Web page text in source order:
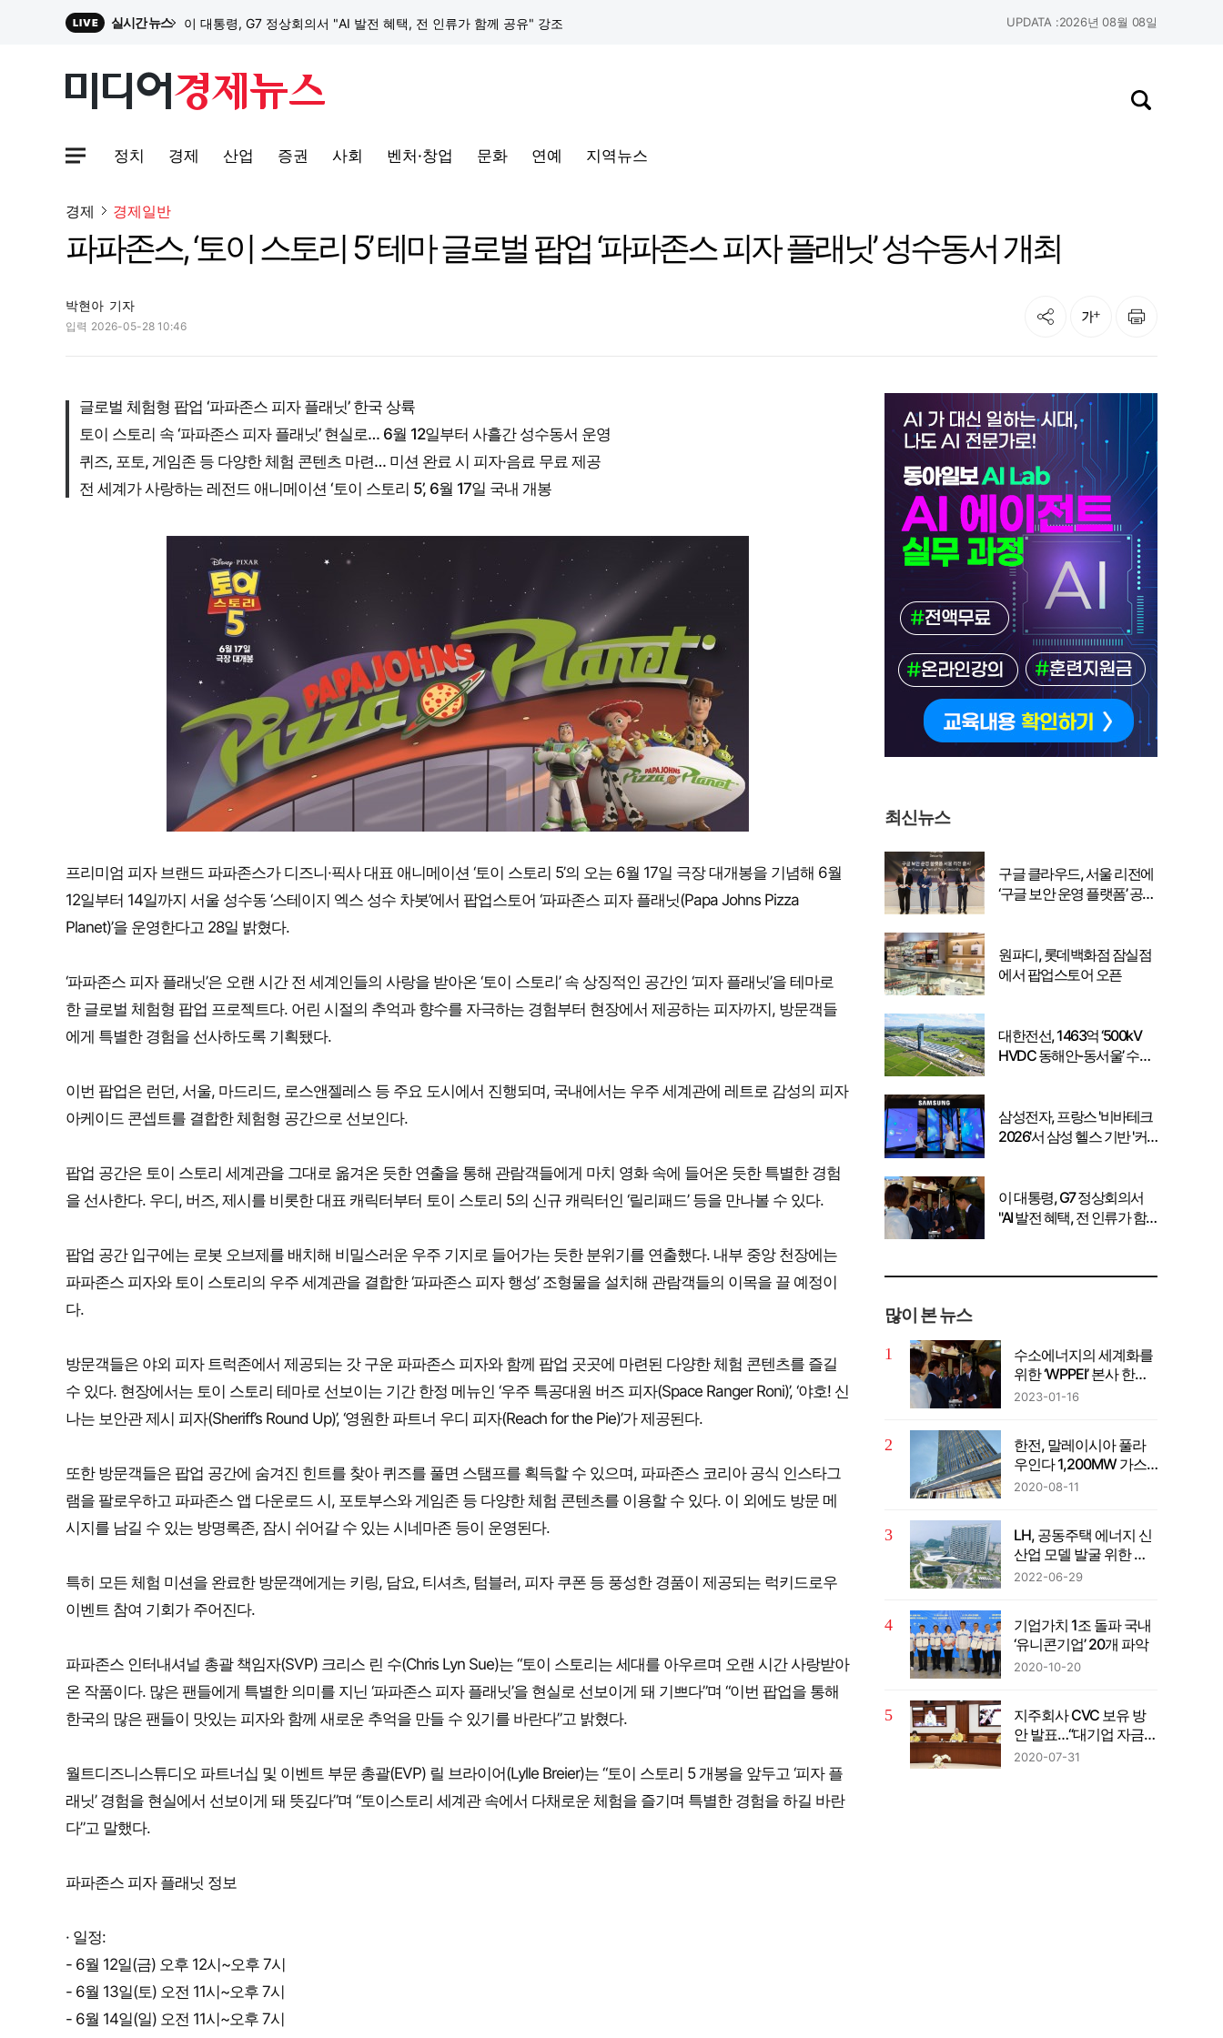
LIVE 실시간 뉴스 이 대통령, G7 정상회의서 "AI 발전 혜택, 전 인류가 함께 공유" 강조
원파디, 롯데백화점 잠실점에서 팝업스토어 오픈
대한전선, 1463억 ‘500kV HVDC 동해안-동서울’ 수주… 시장 확대 본격화
이 대통령, G7 정상회의서 "AI 발전 혜택, 전 인류가 함께 공유" 강조
UPDATA :2026년 08월 08일
사이트맵메뉴 열기
정치 경제 산업 증권 사회 벤처·창업 문화 연예 지역뉴스
검색창 열기
경제 경제일반
파파존스, ‘토이 스토리 5’ 테마 글로벌 팝업 ‘파파존스 피자 플래닛’ 성수동서 개최
박현아 기자
입력 2026-05-28 10:46
공유 글자크기 인쇄
글로벌 체험형 팝업 ‘파파존스 피자 플래닛’ 한국 상륙
토이 스토리 속 ‘파파존스 피자 플래닛’ 현실로… 6월 12일부터 사흘간 성수동서 운영
퀴즈, 포토, 게임존 등 다양한 체험 콘텐츠 마련… 미션 완료 시 피자·음료 무료 제공
전 세계가 사랑하는 레전드 애니메이션 ‘토이 스토리 5’, 6월 17일 국내 개봉
프리미엄 피자 브랜드 파파존스가 디즈니·픽사 대표 애니메이션 ‘토이 스토리 5’의 오는 6월 17일 극장 대개봉을 기념해 6월
12일부터 14일까지 서울 성수동 ‘스테이지 엑스 성수 차봇’에서 팝업스토어 ‘파파존스 피자 플래닛(Papa Johns Pizza
Planet)’을 운영한다고 28일 밝혔다.
‘파파존스 피자 플래닛’은 오랜 시간 전 세계인들의 사랑을 받아온 ‘토이 스토리’ 속 상징적인 공간인 ‘피자 플래닛’을 테마로
한 글로벌 체험형 팝업 프로젝트다. 어린 시절의 추억과 향수를 자극하는 경험부터 현장에서 제공하는 피자까지, 방문객들
에게 특별한 경험을 선사하도록 기획됐다.
이번 팝업은 런던, 서울, 마드리드, 로스앤젤레스 등 주요 도시에서 진행되며, 국내에서는 우주 세계관에 레트로 감성의 피자
아케이드 콘셉트를 결합한 체험형 공간으로 선보인다.
팝업 공간은 토이 스토리 세계관을 그대로 옮겨온 듯한 연출을 통해 관람객들에게 마치 영화 속에 들어온 듯한 특별한 경험
을 선사한다. 우디, 버즈, 제시를 비롯한 대표 캐릭터부터 토이 스토리 5의 신규 캐릭터인 ‘릴리패드’ 등을 만나볼 수 있다.
팝업 공간 입구에는 로봇 오브제를 배치해 비밀스러운 우주 기지로 들어가는 듯한 분위기를 연출했다. 내부 중앙 천장에는
파파존스 피자와 토이 스토리의 우주 세계관을 결합한 ‘파파존스 피자 행성’ 조형물을 설치해 관람객들의 이목을 끌 예정이
다.
방문객들은 야외 피자 트럭존에서 제공되는 갓 구운 파파존스 피자와 함께 팝업 곳곳에 마련된 다양한 체험 콘텐츠를 즐길
수 있다. 현장에서는 토이 스토리 테마로 선보이는 기간 한정 메뉴인 ‘우주 특공대원 버즈 피자(Space Ranger Roni)’, ‘야호! 신
나는 보안관 제시 피자(Sheriff’s Round Up)’, ‘영원한 파트너 우디 피자(Reach for the Pie)’가 제공된다.
또한 방문객들은 팝업 공간에 숨겨진 힌트를 찾아 퀴즈를 풀면 스탬프를 획득할 수 있으며, 파파존스 코리아 공식 인스타그
램을 팔로우하고 파파존스 앱 다운로드 시, 포토부스와 게임존 등 다양한 체험 콘텐츠를 이용할 수 있다. 이 외에도 방문 메
시지를 남길 수 있는 방명록존, 잠시 쉬어갈 수 있는 시네마존 등이 운영된다.
특히 모든 체험 미션을 완료한 방문객에게는 키링, 담요, 티셔츠, 텀블러, 피자 쿠폰 등 풍성한 경품이 제공되는 럭키드로우
이벤트 참여 기회가 주어진다.
파파존스 인터내셔널 총괄 책임자(SVP) 크리스 린 수(Chris Lyn Sue)는 “토이 스토리는 세대를 아우르며 오랜 시간 사랑받아
온 작품이다. 많은 팬들에게 특별한 의미를 지닌 ‘파파존스 피자 플래닛’을 현실로 선보이게 돼 기쁘다”며 “이번 팝업을 통해
한국의 많은 팬들이 맛있는 피자와 함께 새로운 추억을 만들 수 있기를 바란다”고 밝혔다.
월트디즈니스튜디오 파트너십 및 이벤트 부문 총괄(EVP) 릴 브라이어(Lylle Breier)는 “토이 스토리 5 개봉을 앞두고 ‘피자 플
래닛’ 경험을 현실에서 선보이게 돼 뜻깊다”며 “토이스토리 세계관 속에서 다채로운 체험을 즐기며 특별한 경험을 하길 바란
다”고 말했다.
파파존스 피자 플래닛 정보
· 일정:
- 6월 12일(금) 오후 12시~오후 7시
- 6월 13일(토) 오전 11시~오후 7시
- 6월 14일(일) 오전 11시~오후 7시
최신뉴스
구글 클라우드, 서울 리전에
‘구글 보안 운영 플랫폼’ 공식
원파디, 롯데백화점 잠실점
에서 팝업스토어 오픈
대한전선, 1463억 ‘500kV
HVDC 동해안-동서울’ 수
삼성전자, 프랑스 '비바테크
2026'서 삼성 헬스 기반 '커
이 대통령, G7 정상회의서
"AI 발전 혜택, 전 인류가 함
많이 본 뉴스
수소에너지의 세계화를
위한 ‘WPPEI’ 본사 한국
설립
2023-01-16
한전, 말레이시아 풀라
우인다 1,200MW 가스
복합발전사업 계약 체결
2020-08-11
LH, 공동주택 에너지 신
산업 모델 발굴 위한 컨
퍼런스 개최
2022-06-29
기업가치 1조 돌파 국내
‘유니콘기업’ 20개 파악
2020-10-20
지주회사 CVC 보유 방
안 발표…“대기업 자금의
벤처투자 확대”
2020-07-31